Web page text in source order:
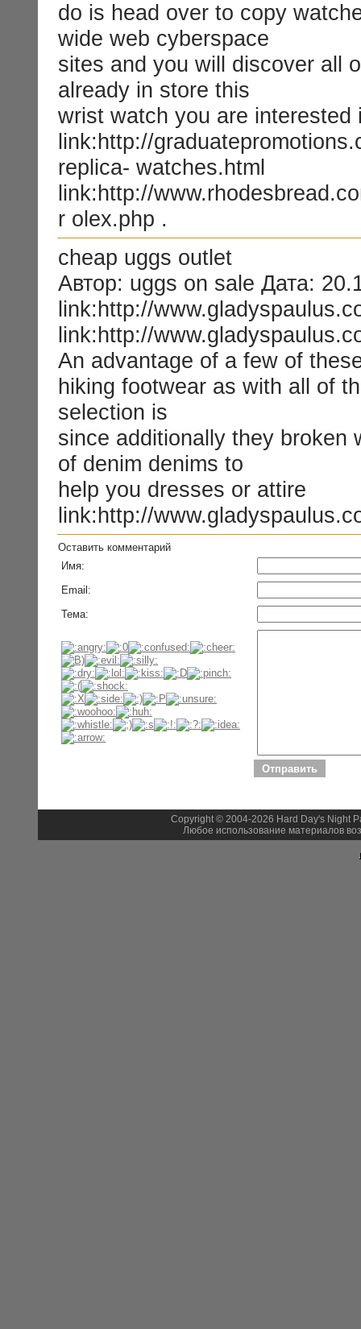
do is head over to copy
wide web cyberspace
sites and you will discover all
already in store this
wrist watch you are interested
link:http://
replica- watches.html
link:http://
r olex.php .
cheap uggs outlet
Автор: uggs on sale Дата:
link:http://
link:http://
An advantage of a few of
hiking footwear as with all of
selection is
since additionally they broken
of denim denims to
help you dresses or attire
link:http://
Оставить комментарий
Имя:
Email:
Тема:
Copyright © 2004-2026 Hard Day's Night
Любое использование материалов